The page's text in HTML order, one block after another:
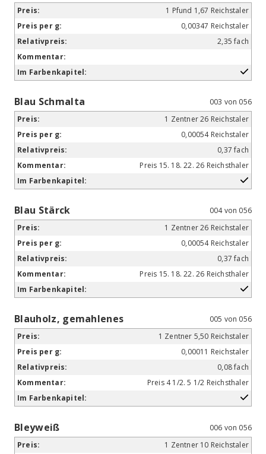
1 Pfund 1,67 Reichstaler
0,00347 Reichstaler
2,35 fach
Blau Schmalta
003 von 056
1 Zentner 26 Reichstaler
0,00054 Reichstaler
0,37 fach
Preis 15. 18. 22. 26 Reichsthaler
Blau Stärck
004 von 056
1 Zentner 26 Reichstaler
0,00054 Reichstaler
0,37 fach
Preis 15. 18. 22. 26 Reichsthaler
Blauholz, gemahlenes
005 von 056
1 Zentner 5,50 Reichstaler
0,00011 Reichstaler
0,08 fach
Preis 4 1/2. 5 1/2 Reichsthaler
Bleyweiß
006 von 056
1 Zentner 10 Reichstaler